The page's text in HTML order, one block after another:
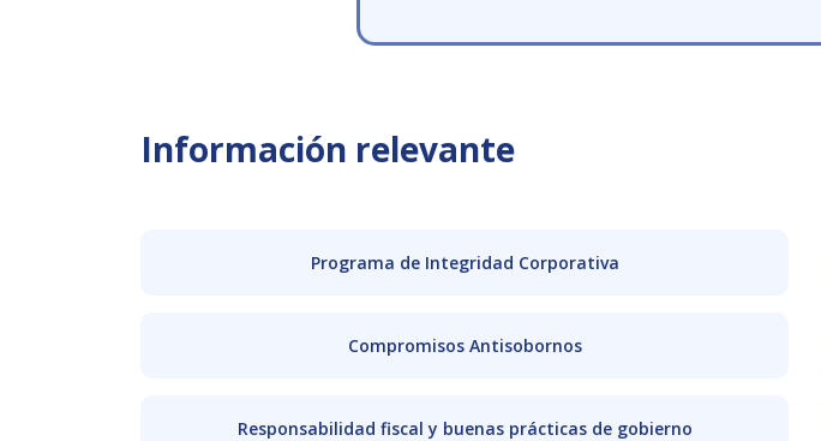
Información relevante
Programa de Integridad Corporativa
Compromisos Antisobornos
Responsabilidad fiscal y buenas prácticas de gobierno